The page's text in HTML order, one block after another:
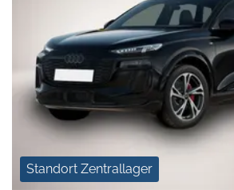
Standort Zentrallager